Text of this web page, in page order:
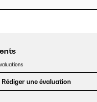
Rédiger une évaluation